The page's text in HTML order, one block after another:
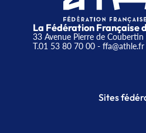
La Fédération Française
33 Avenue Pierre de
T.01 53 80 70 00- ffa@athle.fr
Sites